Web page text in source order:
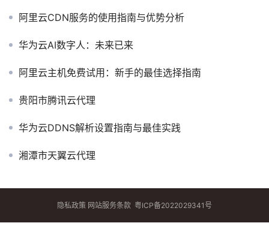
阿里云CDN服务的使用指南与优势分析
华为云AI数字人：未来已来
阿里云主机免费试用：新手的最佳选择指南
贵阳市腾讯云代理
华为云DDNS解析设置指南与最佳实践
湘潭市天翼云代理
隐私政策 网站服务条款 粤ICP备2022029341号